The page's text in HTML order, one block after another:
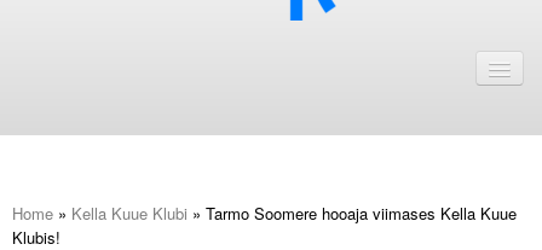
ICC Eesti liikmebaas
Home » Kella Kuue Klubi » Tarmo Soomere hooaja viimases Kella Kuue
Klubis!